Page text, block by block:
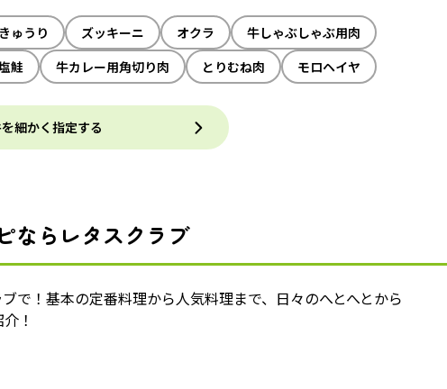
きゅうり ズッキーニ オクラ
牛しゃぶしゃぶ用肉
鮭 牛カレー用角切り肉 とりむね肉 モロヘイヤ
細かく指定する
ならレタスクラブ
で！基本の定番料理から人気料理まで、日々のへとへとから
！